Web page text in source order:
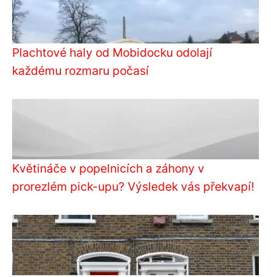
Plachtové haly od Mobidocku odolají
každému rozmaru počasí
Květináče v popelnicích a záhony v
prorezlém pick-upu? Výsledek vás překvapí!